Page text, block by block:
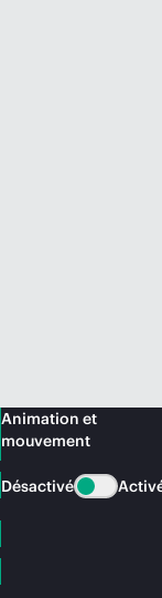
Animation et
mouvement
Désactivé